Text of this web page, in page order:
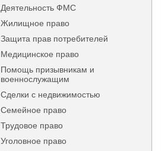
Деятельность ФМС
Жилищное право
Защита прав потребителей
Медицинское право
Помощь призывникам и
военнослужащим
Сделки с недвижимостью
Семейное право
Трудовое право
Уголовное право